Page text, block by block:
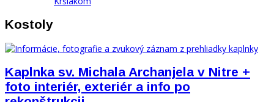
Kostoly
Kaplnka sv. Michala Archanjela v Nitre +
foto interiér, exteriér a info po